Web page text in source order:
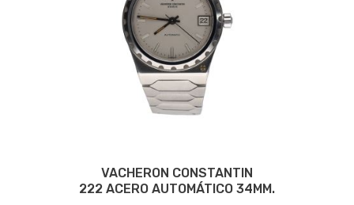
VACHERON CONSTANTIN
222 ACERO AUTOMÁTICO 34MM.